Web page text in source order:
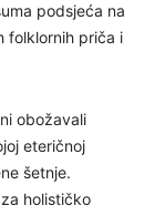
podsjeća na
folklornih priča i
obožavali
eteričnoj
šetnje.
holističko